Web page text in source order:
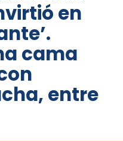
en
cama
entre